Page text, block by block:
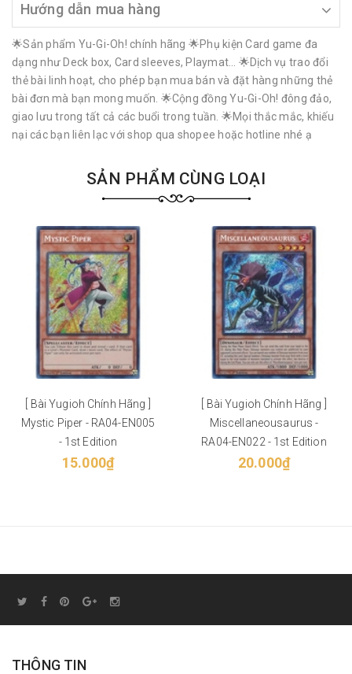
Hướng dẫn mua hàng
🌟Sản phẩm Yu-Gi-Oh! chính hãng 🌟Phụ kiện Card game đa
dạng như Deck box, Card sleeves, Playmat… 🌟Dịch vụ trao đổi
thẻ bài linh hoạt, cho phép bạn mua bán và đặt hàng những thẻ
bài đơn mà bạn mong muốn. 🌟Cộng đồng Yu-Gi-Oh! đông đảo,
giao lưu trong tất cả các buổi trong tuần. 🌟Mọi thắc mắc, khiếu
nại các bạn liên lạc với shop qua shopee hoặc hotline nhé ạ
SẢN PHẨM CÙNG LOẠI
[ Bài Yugioh Chính Hãng ]
Mystic Piper - RA04-EN005
- 1st Edition
15.000₫
[ Bài Yugioh Chính Hãng ]
Miscellaneousaurus -
RA04-EN022 - 1st Edition
20.000₫
THÔNG TIN